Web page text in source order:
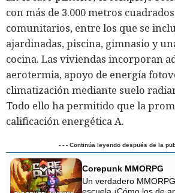
con más de 3.000 metros
comunitarios, entre los que se
ajardinadas, piscina, gimnasio y
cocina. Las viviendas incorporan
aerotermia, apoyo de energía
climatización mediante suelo
Todo ello ha permitido que la
calificación energética A.
- - - Continúa leyendo después de la
Corepunk MMORPG
Un verdadero
escuela ¡Cómo los de